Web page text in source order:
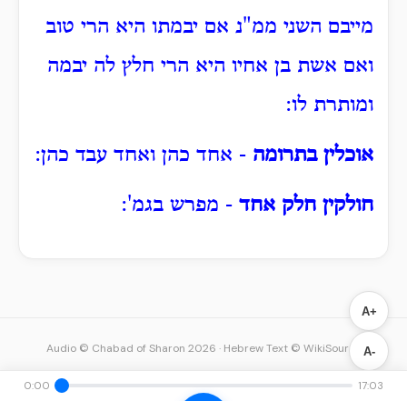
מייבם השני ממ"נ אם יבמתו היא הרי טוב
ואם אשת בן אחיו היא הרי חלץ לה יבמה
ומותרת לו:
אוכלין בתרומה - אחד כהן ואחד עבד כהן:
חולקין חלק אחד - מפרש בגמ':
A+
A-
0:00 17:03
Audio © Chabad of Sharon 2026 · Hebrew Text © WikiSource